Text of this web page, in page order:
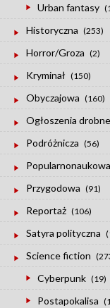
Urban fantasy
Historyczna (253)
Horror/Groza (2)
Kryminał (150)
Obyczajowa (160)
Ogłoszenia drobne
Podróżnicza (56)
Popularnonaukowa
Przygodowa (91)
Reportaż (106)
Satyra polityczna
Science fiction
Cyberpunk (19)
Postapokalisa